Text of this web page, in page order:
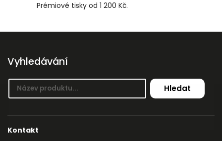
Prémiové tisky od 1 200 Kč.
Vyhledávání
Hledat
Kontakt